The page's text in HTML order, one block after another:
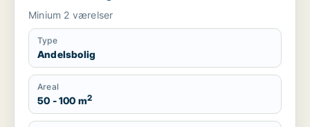
Minium 2 værelser
Type
Andelsbolig
Areal
50 - 100 m2